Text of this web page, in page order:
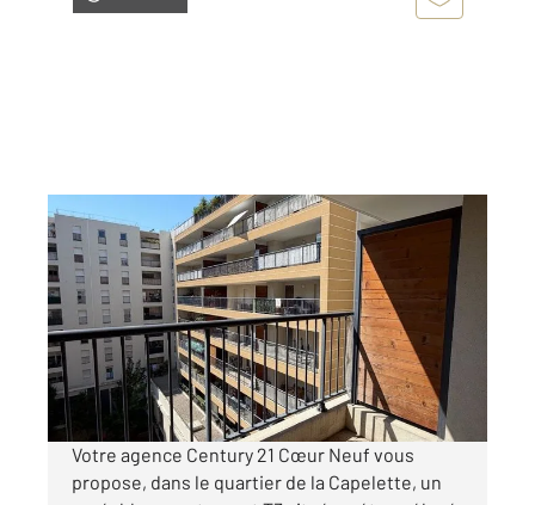
MARSEILLE 13010
65 m , 3 pièces
Ref : 432
Appartement T3 à vendre
168 000 €
Visiter le site dédié
Votre agence Century 21 Cœur Neuf vous
propose, dans le quartier de la Capelette, un